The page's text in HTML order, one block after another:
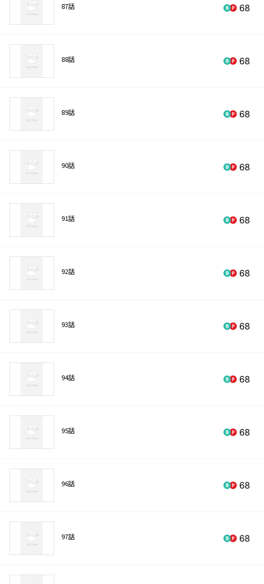
87話 68
88話 68
89話 68
90話 68
91話 68
92話 68
93話 68
94話 68
95話 68
96話 68
97話 68